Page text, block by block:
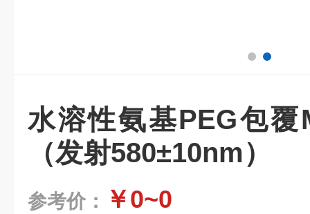
水溶性氨基PEG包
（发射580±10nm）
参考价： ￥0~0